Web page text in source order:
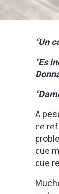
“Un
“Es
A
de
que
que